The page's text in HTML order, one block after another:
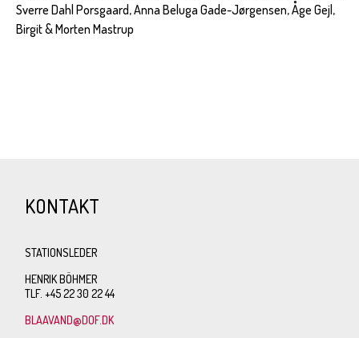
Sverre Dahl Porsgaard, Anna Beluga Gade-Jørgensen, Åge Gejl,
Birgit & Morten Mastrup
KONTAKT
STATIONSLEDER
HENRIK BÖHMER
TLF. +45 22 30 22 44
BLAAVAND@DOF.DK